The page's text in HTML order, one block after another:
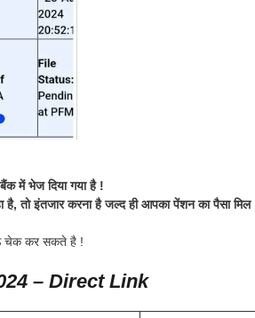
में भेज दिया गया है !
इंतजार करना है जल्द ही आपका पेंशन का पैसा मिल
चेक कर सकते है !
– Direct Link